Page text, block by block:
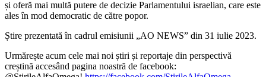
și oferă mai multă putere de decizie Parlamentului israelian, care este
ales în mod democratic de către popor.
Știre prezentată în cadrul emisiunii „AO NEWS” din 31 iulie 2023.
Urmărește acum cele mai noi știri și reportaje din perspectivă
creștină accesând pagina noastră de facebook: